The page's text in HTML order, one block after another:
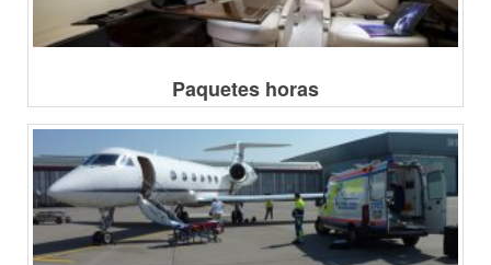
Paquetes horas